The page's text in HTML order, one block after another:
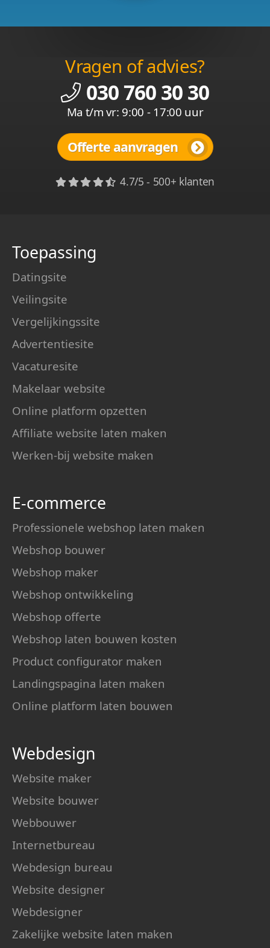
Vragen of advies?
030 760 30 30
Ma t/m vr: 9:00 - 17:00 uur
Offerte aanvragen
4.7/5 - 500+ klanten
Toepassing
Datingsite
Veilingsite
Vergelijkingssite
Advertentiesite
Vacaturesite
Makelaar website
Online platform opzetten
Affiliate website laten maken
Werken-bij website maken
E-commerce
Professionele webshop laten maken
Webshop bouwer
Webshop maker
Webshop ontwikkeling
Webshop offerte
Webshop laten bouwen kosten
Product configurator maken
Landingspagina laten maken
Online platform laten bouwen
Webdesign
Website maker
Website bouwer
Webbouwer
Internetbureau
Webdesign bureau
Website designer
Webdesigner
Zakelijke website laten maken